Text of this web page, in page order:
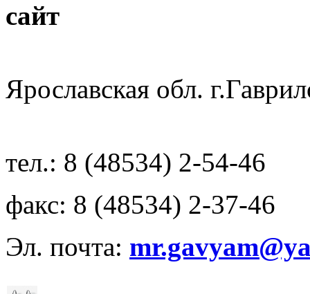
Ярославская обл.
тел.: 8 (48534) 2-54-46
факс: 8 (48534) 2-37-46
Эл. почта: